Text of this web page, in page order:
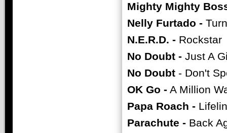
Mighty Mighty
Nelly Furtado -
N.E.R.D. - Rockstar
No Doubt - Just A
No Doubt - Don't
OK Go - A Million
Papa Roach -
Parachute - Back